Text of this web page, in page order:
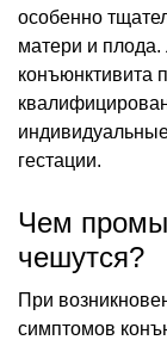
особенно
матери и плода.
конъюнктивита
гестации.
Чем
чешутся?
При
симптомов